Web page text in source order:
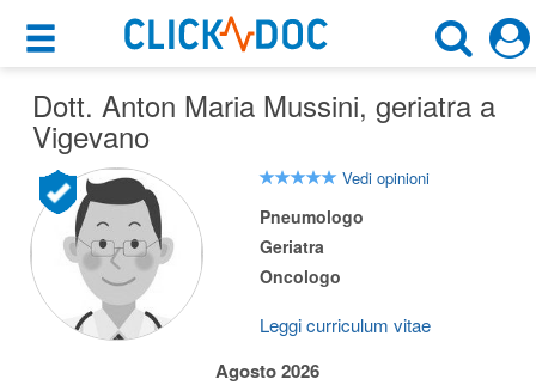
×
Motore di ricerca
×
Geriatra
Vigevano (PV)
CERCA
Cosa possiamo offrirti
Per i pazienti
Prenota una visita
Ricerca specialisti
Consulti online
Dott. Anton Maria Mussini, geriatra a
Vigevano
Vedi opinioni
Pneumologo
Geriatra
Oncologo
Leggi curriculum vitae
Agosto 2026